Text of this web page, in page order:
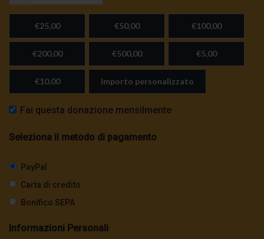
€25,00 €50,00 €100,00
€200,00 €500,00 €5,00
€10,00 Importo personalizzato
Fai questa donazione mensilmente
Seleziona il metodo di pagamento
PayPal
Carta di credito
Bonifico SEPA
Informazioni Personali